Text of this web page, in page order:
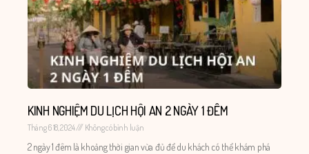
KINH NGHIỆM DU LỊCH HỘI AN 2 NGÀY 1 ĐÊM
Tháng 6 18, 2024 Không có bình luận
2 ngày 1 đêm là khoảng thời gian vừa đủ để du khách có thể khám phá